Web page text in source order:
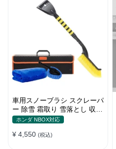
車用スノーブラシ スクレーパ
ー 除雪 霜取り 雪落とし 収納
ボックス付き 2in1
ホンダ NBOX対応
¥ 4,550 (税込)